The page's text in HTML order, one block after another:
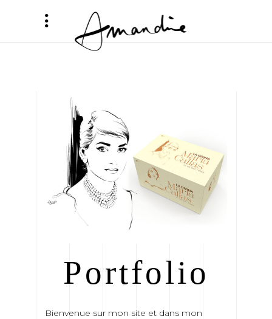
Portfolio
Bienvenue sur mon site et dans mon